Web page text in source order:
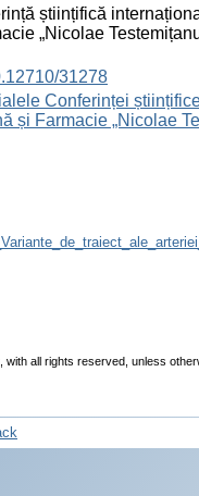
științifică
„Nicolae
31278
Conferinței
și Farmacie „Nicolae
all rights reserved, unless